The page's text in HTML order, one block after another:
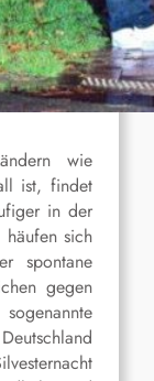
wie
ist, findet
in der
häufen sich
spontane
gegen